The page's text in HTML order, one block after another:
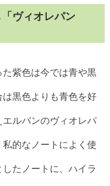
ヴィオレパン
紫色は今では青や黒
黒色よりも青色を好
ルバンのヴィオレパ
的なノートによく使
たノートに、ハイラ